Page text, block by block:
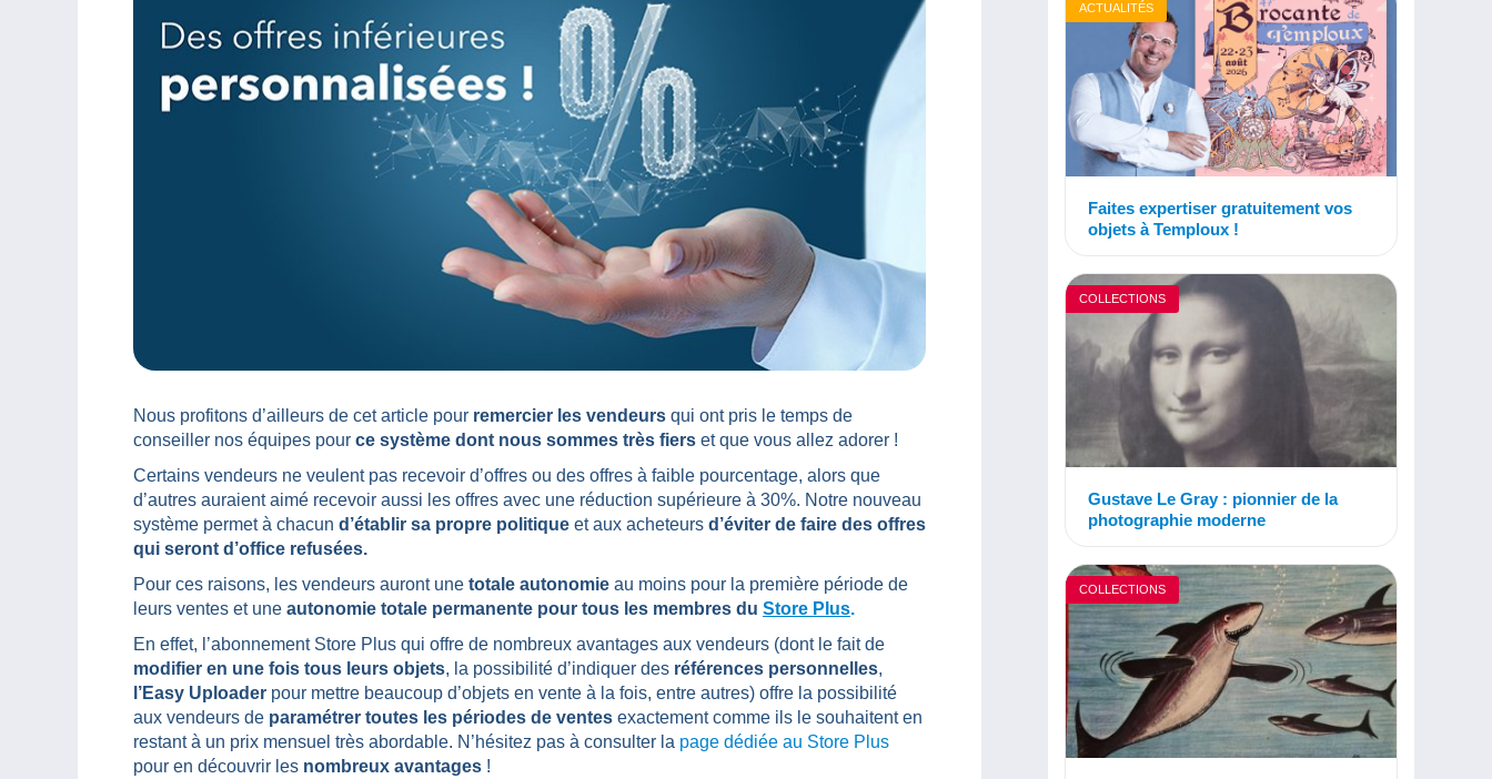
Nous profitons d’ailleurs de cet article pour remercier les vendeurs qui ont pris le temps de
conseiller nos équipes pour ce système dont nous sommes très fiers et que vous allez adorer !
Certains vendeurs ne veulent pas recevoir d’offres ou des offres à faible pourcentage, alors que
d’autres auraient aimé recevoir aussi les offres avec une réduction supérieure à 30%. Notre nouveau
système permet à chacun d’établir sa propre politique et aux acheteurs d’éviter de faire des offres
qui seront d’office refusées.
Pour ces raisons, les vendeurs auront une totale autonomie au moins pour la première période de
leurs ventes et une autonomie totale permanente pour tous les membres du Store Plus.
En effet, l’abonnement Store Plus qui offre de nombreux avantages aux vendeurs (dont le fait de
modifier en une fois tous leurs objets, la possibilité d’indiquer des références personnelles,
l’Easy Uploader pour mettre beaucoup d’objets en vente à la fois, entre autres) offre la possibilité
aux vendeurs de paramétrer toutes les périodes de ventes exactement comme ils le souhaitent en
restant à un prix mensuel très abordable. N’hésitez pas à consulter la page dédiée au Store Plus
pour en découvrir les nombreux avantages !
ACTUALITÉS
Faites expertiser gratuitement vos
objets à Temploux !
COLLECTIONS
Gustave Le Gray : pionnier de la
photographie moderne
COLLECTIONS